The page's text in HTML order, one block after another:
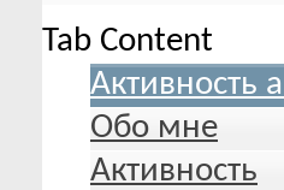
Tab Content
Активность
Обо мне
Активность